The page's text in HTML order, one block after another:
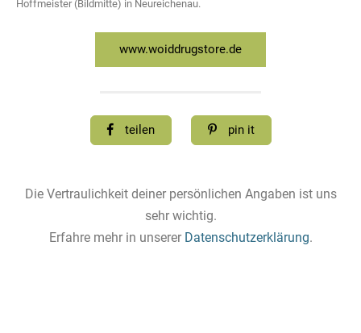
Hoffmeister (Bildmitte) in Neureichenau.
www.woiddrugstore.de
teilen pin it
Die Vertraulichkeit deiner persönlichen Angaben ist uns
sehr wichtig.
Erfahre mehr in unserer Datenschutzerklärung.